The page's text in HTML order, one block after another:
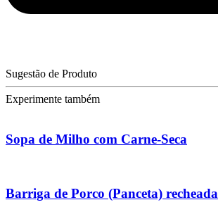
Sugestão de Produto
Experimente também
Sopa de Milho com Carne-Seca
Barriga de Porco (Panceta) recheada